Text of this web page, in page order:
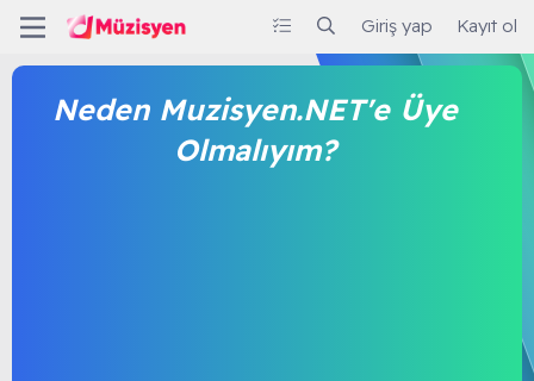
Giriş yap Kayıt ol
Neden Muzisyen.NET'e Üye
Olmalıyım?